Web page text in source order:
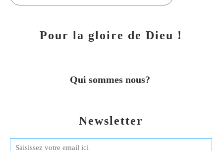
Newsletter
Pour la gloire de Dieu !
Qui sommes nous?